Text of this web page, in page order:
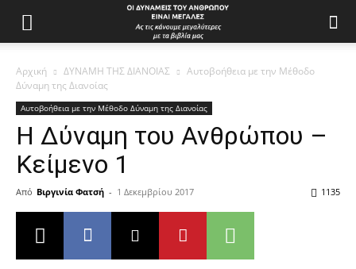
Αρχική ΔΥΝΑΜΗ ΤΗΣ ΔΙΑΝΟΙΑΣ
Αυτοβοήθεια με την Μέθοδο
Δύναμη της Διανοίας
Αυτοβοήθεια με την Μέθοδο Δύναμη της Διανοίας
Η Δύναμη του Ανθρώπου –
Κείμενο 1
Από Βιργινία Φατσή - 1 Δεκεμβρίου 2017 1135